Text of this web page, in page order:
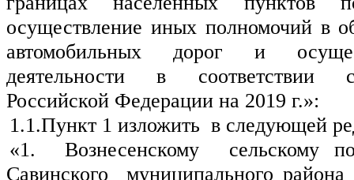
осуществление иных полномочий в
автомобильных дорог и
деятельности в соответствии с
Российской Федерации на 2019 г.»:
1.1.Пункт 1 изложить  в следующей
«1.  Вознесенскому  сельскому
Савинского  муниципального